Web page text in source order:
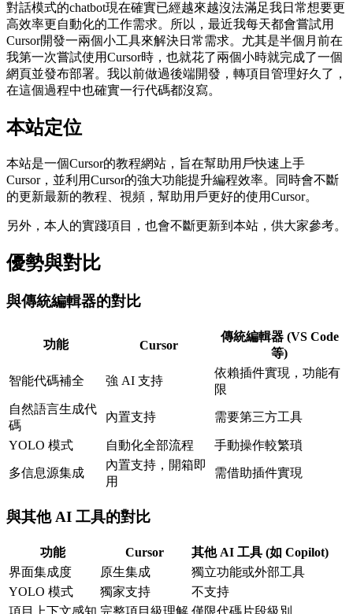
對話模式的chatbot現在確實已經越來越沒法滿足我日常想要更
高效率更自動化的工作需求。所以，最近我每天都會嘗試用
Cursor開發一兩個小工具來解決日常需求。尤其是半個月前在
我第一次嘗試使用Cursor時，也就花了兩個小時就完成了一個
網頁並發布部署。我以前做過後端開發，轉項目管理好久了，
在這個過程中也確實一行代碼都沒寫。
本站定位
本站是一個Cursor的教程網站，旨在幫助用戶快速上手
Cursor，並利用Cursor的強大功能提升編程效率。同時會不斷
的更新最新的教程、視頻，幫助用戶更好的使用Cursor。
另外，本人的實踐項目，也會不斷更新到本站，供大家參考。
優勢與對比
與傳統編輯器的對比
功能 Cursor
傳統編輯器 (VS Code
等)
智能代碼補全 強 AI 支持
依賴插件實現，功能有
限
自然語言生成代
碼
內置支持 需要第三方工具
YOLO 模式 自動化全部流程 手動操作較繁瑣
多信息源集成
內置支持，開箱即
用
需借助插件實現
與其他 AI 工具的對比
功能 Cursor
其他 AI 工具 (如 Copilot)
界面集成度
原生集成
獨立功能或外部工具
YOLO 模式
獨家支持
不支持